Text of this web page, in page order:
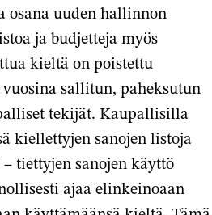
osana uuden hallinnon
ja budjetteja myös
kieltä on poistettu
sallitun, paheksutun
tekijät. Kaupallisilla
kiellettyjen sanojen listoja
tiettyjen sanojen käyttö
ajaa elinkeinoaan